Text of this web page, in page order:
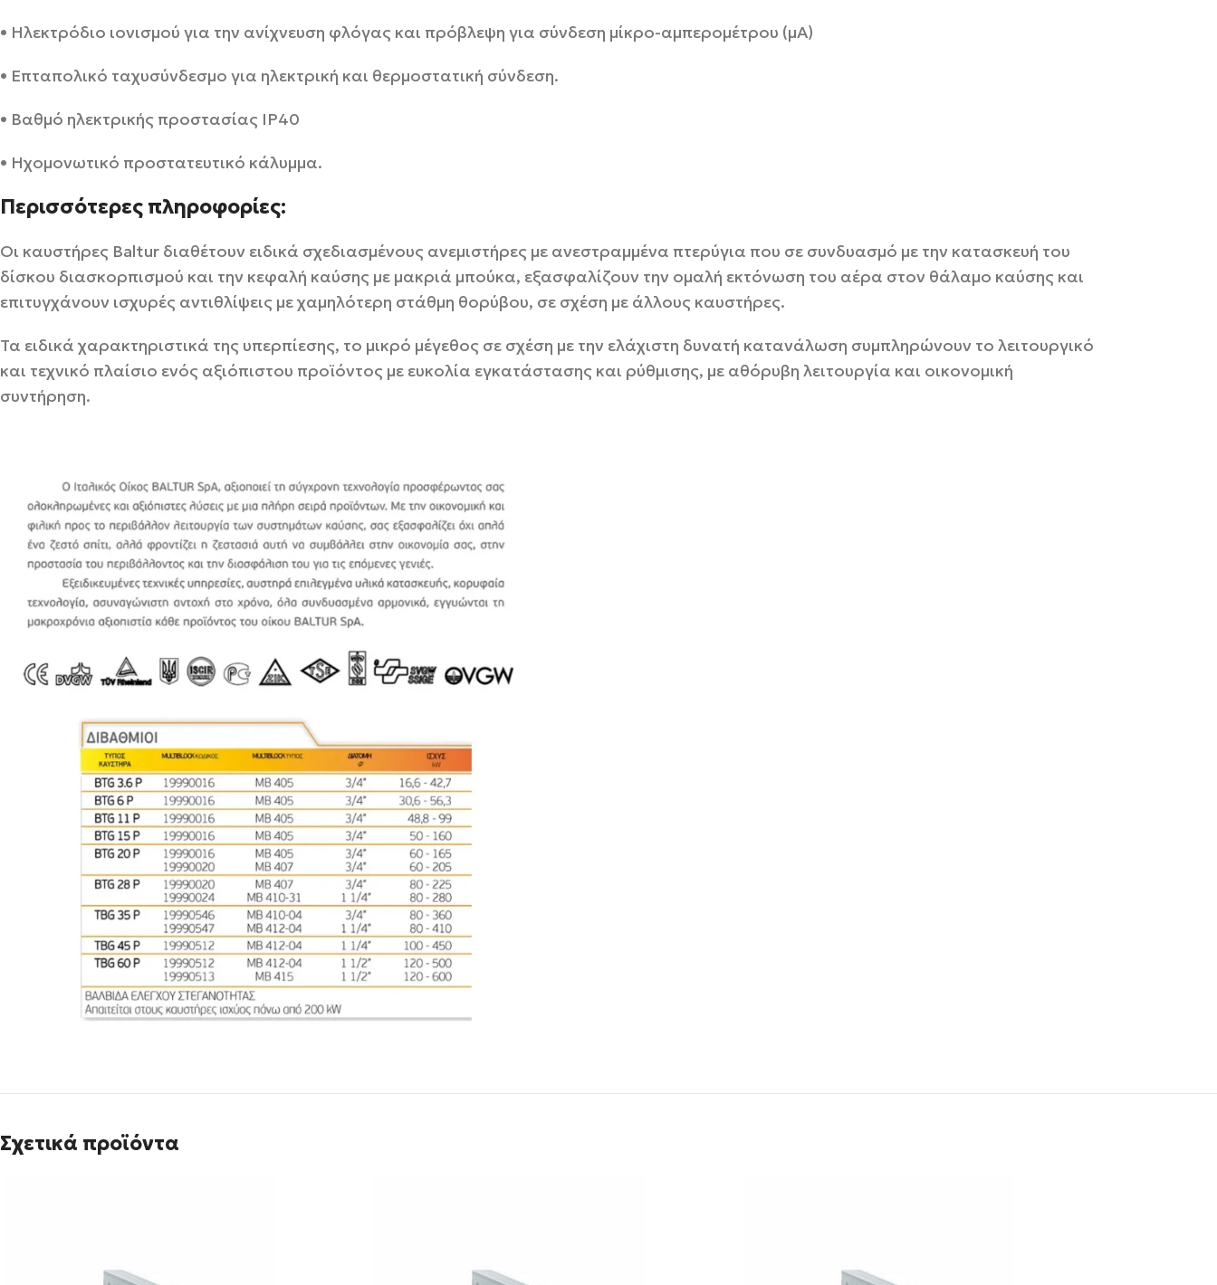
• Ηλεκτρόδιο ιονισμού για την ανίχνευση φλόγας και πρόβλεψη για σύνδεση μίκρο-αμπερομέτρου (μΑ)
• Επταπολικό ταχυσύνδεσμο για ηλεκτρική και θερμοστατική σύνδεση.
• Βαθμό ηλεκτρικής προστασίας ΙΡ40
• Ηχομονωτικό προστατευτικό κάλυμμα.
Περισσότερες πληροφορίες:
Οι καυστήρες Baltur διαθέτουν ειδικά σχεδιασμένους ανεμιστήρες με ανεστραμμένα πτερύγια που σε συνδυασμό με την κατασκευή του
δίσκου διασκορπισμού και την κεφαλή καύσης με μακριά μπούκα, εξασφαλίζουν την ομαλή εκτόνωση του αέρα στον θάλαμο καύσης και
επιτυγχάνουν ισχυρές αντιθλίψεις με χαμηλότερη στάθμη θορύβου, σε σχέση με άλλους καυστήρες.
Τα ειδικά χαρακτηριστικά της υπερπίεσης, το μικρό μέγεθος σε σχέση με την ελάχιστη δυνατή κατανάλωση συμπληρώνουν το λειτουργικό
και τεχνικό πλαίσιο ενός αξιόπιστου προϊόντος με ευκολία εγκατάστασης και ρύθμισης, με αθόρυβη λειτουργία και οικονομική
συντήρηση.
Σχετικά προϊόντα